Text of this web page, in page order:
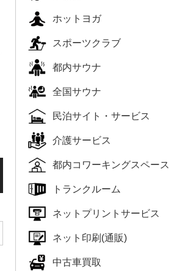
ホットヨガ
スポーツクラブ
都内サウナ
全国サウナ
民泊サイト・サービス
介護サービス
都内コワーキングスペース
トランクルーム
ネットプリントサービス
ネット印刷(通販)
中古車買取